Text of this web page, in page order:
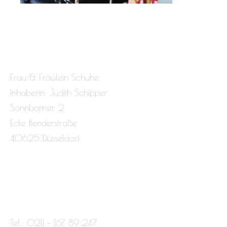
Frau & Fräulein Schuhe
Inhaberin: Judith Schipper
Sonnbornstr. 2
Ecke Benderstraße
40625 Düsseldorf
Tel.: 0211 – 167 89 247